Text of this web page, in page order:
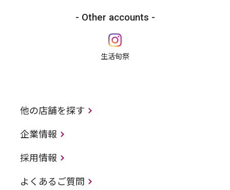
Other accounts
生活旬祭
他の店舗を探す
企業情報
採用情報
よくあるご質問